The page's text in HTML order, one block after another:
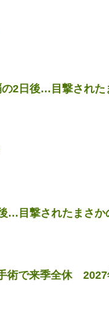
2日後…目撃された
…目撃されたまさ
術で来季全休 2027